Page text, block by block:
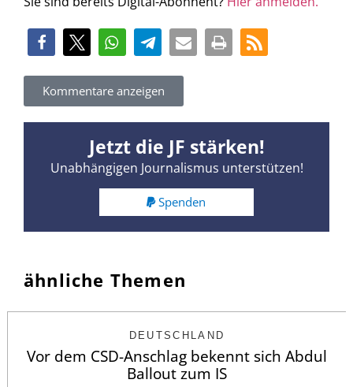
Kommentare anzeigen
Jetzt die JF stärken!
Unabhängigen Journalismus unterstützen!
Spenden
ähnliche Themen
DEUTSCHLAND
Vor dem CSD-Anschlag bekennt sich Abdul
Ballout zum IS